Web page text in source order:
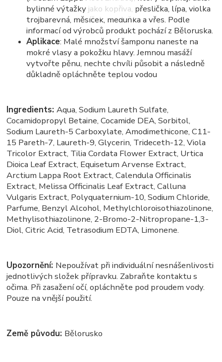
bylinné výtažky jako kopřiva, přeslička, lípa, violka
trojbarevná, měsíček, meduňka a vřes. Podle
informací od výrobců produkt pochází z Běloruska.
Aplikace: Malé množství šamponu naneste na
mokré vlasy a pokožku hlavy. Jemnou masáží
vytvořte pěnu, nechte chvíli působit a následně
důkladně opláchněte teplou vodou
Ingredients:Aqua, Sodium Laureth Sulfate,
Cocamidopropyl Betaine, Cocamide DEA, Sorbitol,
Sodium Laureth-5 Carboxylate, Amodimethicone, C11-
15 Pareth-7, Laureth-9, Glycerin, Trideceth-12, Viola
Tricolor Extract, Tilia Cordata Flower Extract, Urtica
Dioica Leaf Extract, Equisetum Arvense Extract,
Arctium Lappa Root Extract, Calendula Officinalis
Extract, Melissa Officinalis Leaf Extract, Calluna
Vulgaris Extract, Polyquaternium-10, Sodium Chloride,
Parfume, Benzyl Alcohol, Methylchloroisothiazolinone,
Methylisothiazolinone, 2-Bromo-2-Nitropropane-1,3-
Diol, Citric Acid, Tetrasodium EDTA, Limonene.
Upozornění: Nepoužívat při individuální nesnášenlivosti
jednotlivých složek přípravku. Zabraňte kontaktu s
očima. Při zasažení očí, opláchněte pod proudem vody.
Pouze na vnější použití.
Země původu: Bělorusko